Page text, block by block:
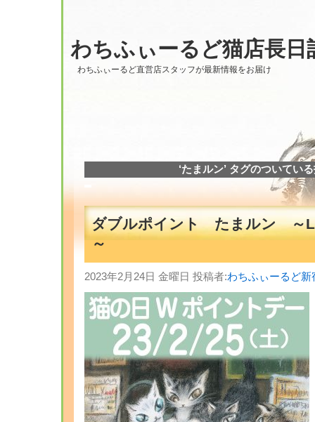
わちふぃーるど猫店長日
わちふぃーるど直営店スタッフが最新情報をお届け
‘たまルン’ タグのついてい
ダブルポイント たまルン ～
～
2023年2月24日 金曜日 投稿者:わちふぃーるど